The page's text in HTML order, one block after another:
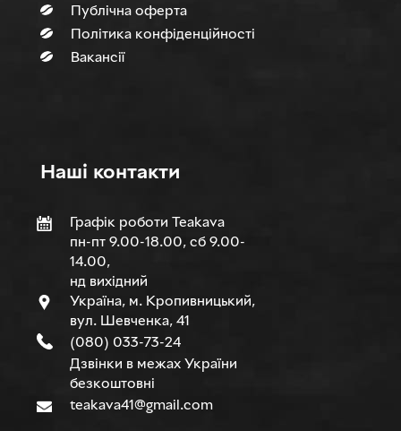
Публічна оферта
Політика конфіденційності
Вакансії
Нашi контакти
Графік роботи Teakava
пн-пт 9.00-18.00, сб 9.00-
14.00,
нд вихідний
Україна, м. Кропивницький,
вул. Шевченка, 41
(080) 033-73-24
Дзвінки в межах України
безкоштовні
teakava41@gmail.com